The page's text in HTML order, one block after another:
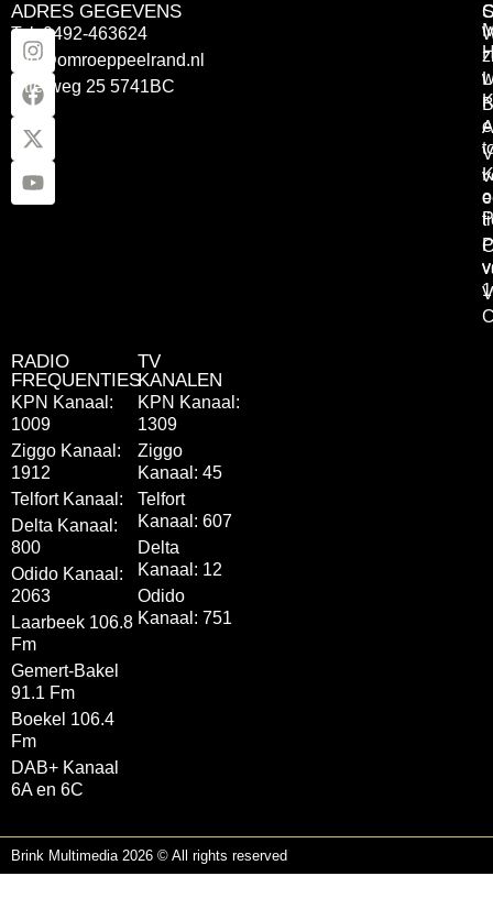
ADRES GEGEVENS
Tel: 0492-463624
info@omroeppeelrand.nl
Otterweg 25 5741BC
RADIO
FREQUENTIES
KPN Kanaal:
1009
Ziggo Kanaal:
1912
Telfort Kanaal:
Delta Kanaal:
800
Odido Kanaal:
2063
Laarbeek 106.8
Fm
Gemert-Bakel
91.1 Fm
Boekel 106.4
Fm
DAB+ Kanaal
6A en 6C
TV
KANALEN
KPN Kanaal:
1309
Ziggo
Kanaal: 45
Telfort
Kanaal: 607
Delta
Kanaal: 12
Odido
Kanaal: 751
Brink Multimedia 2026 © All rights reserved